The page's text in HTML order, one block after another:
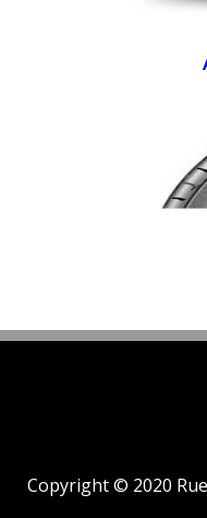
Copyright © 2020